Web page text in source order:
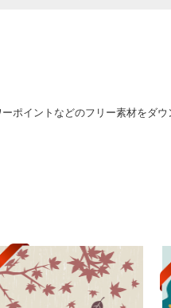
ポイントなどのフリー素材をダ